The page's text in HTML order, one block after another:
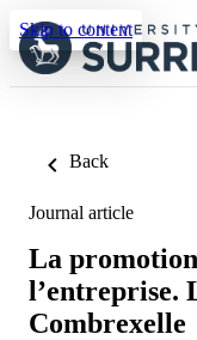
Skip to content
Back
Journal article
La
l’entreprise.
Combrexelle